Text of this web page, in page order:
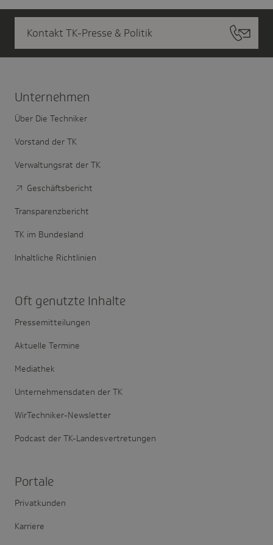
Kontakt TK-Presse & Politik
Unter­nehmen
Über Die Techniker
Vorstand der TK
Verwaltungsrat der TK
Geschäftsbericht
Transparenzbericht
TK im Bundesland
Inhaltliche Richtlinien
Oft genutzte Inhalte
Pressemitteilungen
Aktuelle Termine
Mediathek
Unternehmensdaten der TK
WirTechniker-Newsletter
Podcast der TK-Landesvertretungen
Portale
Privatkunden
Karriere